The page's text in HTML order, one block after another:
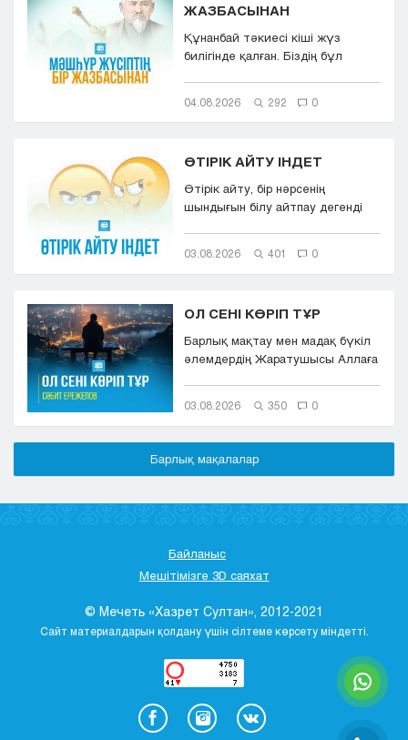
ЖАЗБАСЫНАН
Құнанбай тәкиесі кіші жүз
билігінде қалған. Біздің бұл
04.08.2026 292 0
ӨТІРІК АЙТУ ІНДЕТ
Өтірік айту, бір нәрсенің
шындығын білу айтпау дегенді
03.08.2026 401 0
ОЛ СЕНІ КӨРІП ТҰР
Барлық мақтау мен мадақ бүкіл
әлемдердің Жаратушысы Аллаға
03.08.2026 350 0
Барлық мақалалар
Байланыс
Мешітімізге 3D саяхат
© Мечеть «Хазрет Султан», 2012-2021
Сайт материалдарын қолдану үшін сілтеме көрсету міндетті.